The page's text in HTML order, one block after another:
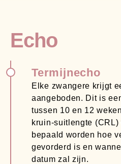
Echo
Termijnecho
Elke zwangere krijgt
aangeboden. Dit is
tussen 10 en 12
kruin-suitlengte (CRL)
bepaald worden hoe
gevorderd is en
datum zal zijn.